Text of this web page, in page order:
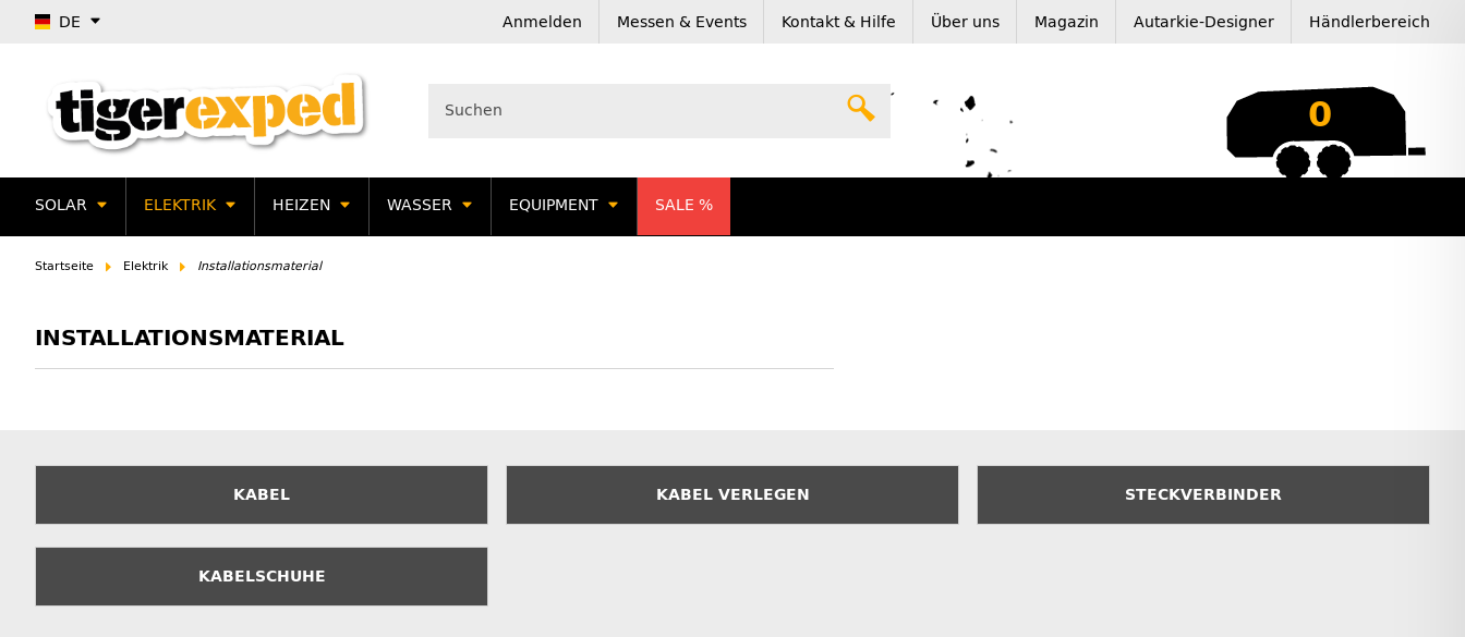
DE Anmelden Messen & Events Kontakt & Hilfe Über uns Magazin Autarkie-Designer Händlerbereich
0
SOLAR ELEKTRIK HEIZEN WASSER EQUIPMENT SALE %
Startseite Elektrik Installationsmaterial
INSTALLATIONSMATERIAL
KABEL KABEL VERLEGEN STECKVERBINDER
KABELSCHUHE